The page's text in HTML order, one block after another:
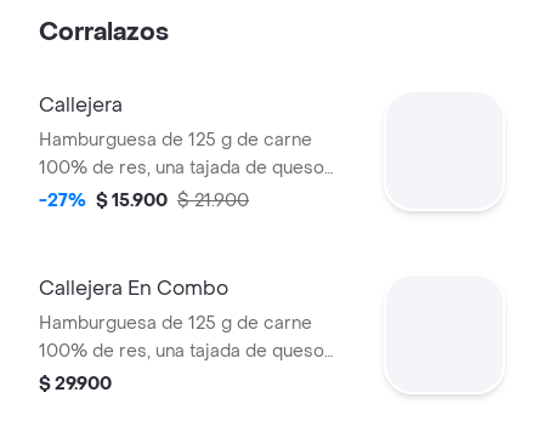
Corralazos
Callejera
Hamburguesa de 125 g de carne
100% de res, una tajada de queso
tipo mozzarella, papas callejera, salsa
-27% $ 15.900 $ 21.900
Callejera En Combo
Hamburguesa de 125 g de carne
100% de res, una tajada de queso
tipo mozzarella, papas callejera, salsa
$ 29.900